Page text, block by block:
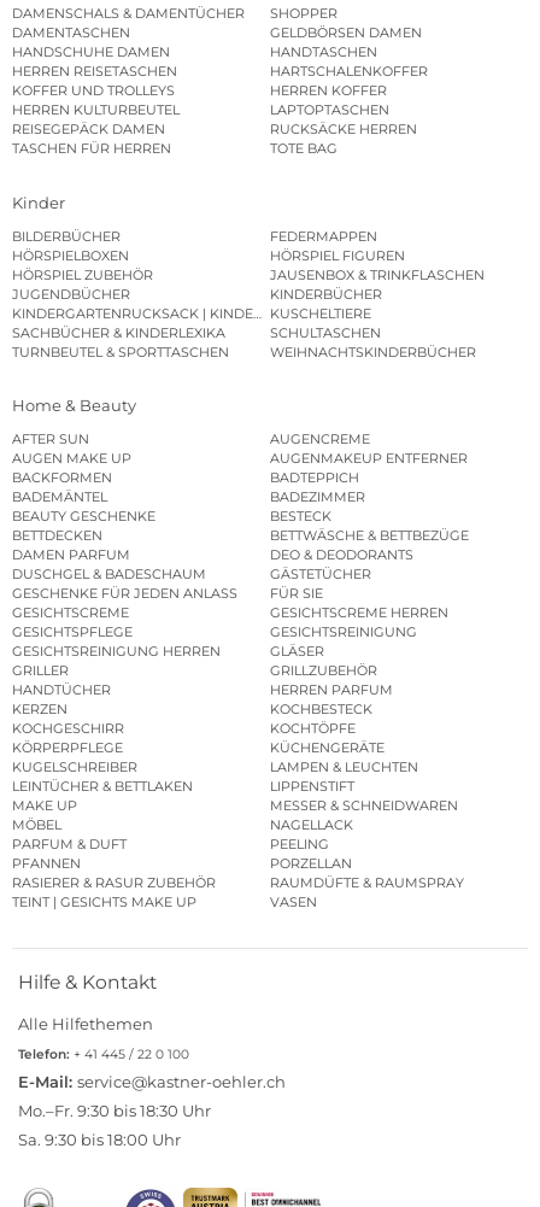
DAMENSCHALS & DAMENTÜCHER
SHOPPER
DAMENTASCHEN
GELDBÖRSEN DAMEN
HANDSCHUHE DAMEN
HANDTASCHEN
HERREN REISETASCHEN
HARTSCHALENKOFFER
KOFFER UND TROLLEYS
HERREN KOFFER
HERREN KULTURBEUTEL
LAPTOPTASCHEN
REISEGEPÄCK DAMEN
RUCKSÄCKE HERREN
TASCHEN FÜR HERREN
TOTE BAG
Kinder
BILDERBÜCHER
FEDERMAPPEN
HÖRSPIELBOXEN
HÖRSPIEL FIGUREN
HÖRSPIEL ZUBEHÖR
JAUSENBOX & TRINKFLASCHEN
JUGENDBÜCHER
KINDERBÜCHER
KINDERGARTENRUCKSACK | KINDERGARTENBEUTEL
KUSCHELTIERE
SACHBÜCHER & KINDERLEXIKA
SCHULTASCHEN
TURNBEUTEL & SPORTTASCHEN
WEIHNACHTSKINDERBÜCHER
Home & Beauty
AFTER SUN
AUGENCREME
AUGEN MAKE UP
AUGENMAKEUP ENTFERNER
BACKFORMEN
BADTEPPICH
BADEMÄNTEL
BADEZIMMER
BEAUTY GESCHENKE
BESTECK
BETTDECKEN
BETTWÄSCHE & BETTBEZÜGE
DAMEN PARFUM
DEO & DEODORANTS
DUSCHGEL & BADESCHAUM
GÄSTETÜCHER
GESCHENKE FÜR JEDEN ANLASS
FÜR SIE
GESICHTSCREME
GESICHTSCREME HERREN
GESICHTSPFLEGE
GESICHTSREINIGUNG
GESICHTSREINIGUNG HERREN
GLÄSER
GRILLER
GRILLZUBEHÖR
HANDTÜCHER
HERREN PARFUM
KERZEN
KOCHBESTECK
KOCHGESCHIRR
KOCHTÖPFE
KÖRPERPFLEGE
KÜCHENGERÄTE
KUGELSCHREIBER
LAMPEN & LEUCHTEN
LEINTÜCHER & BETTLAKEN
LIPPENSTIFT
MAKE UP
MESSER & SCHNEIDWAREN
MÖBEL
NAGELLACK
PARFUM & DUFT
PEELING
PFANNEN
PORZELLAN
RASIERER & RASUR ZUBEHÖR
RAUMDÜFTE & RAUMSPRAY
TEINT | GESICHTS MAKE UP
VASEN
Hilfe & Kontakt
Alle Hilfethemen
Telefon: + 41 445 / 22 0 100
E-Mail: service@kastner-oehler.ch
Mo.–Fr. 9:30 bis 18:30 Uhr
Sa. 9:30 bis 18:00 Uhr